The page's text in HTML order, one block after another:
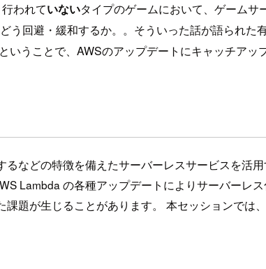
われていないタイプのゲームにおいて、ゲームサ
回避・緩和するか。。そういった話が語られた
うことで、AWSのアップデートにキャッチアッ
などの特徴を備えたサーバーレスサービスを活
Lambda の各種アップデートによりサーバーレ
題が生じることがあります。 本セッションでは